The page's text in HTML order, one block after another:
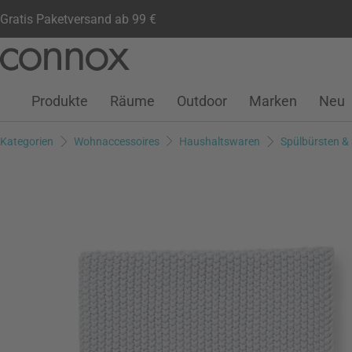
Gratis Paketversand ab 99 €
Seiteninhalt
Suchfeld
Kundenkonto
Wunschliste
Warenkorb
Produkte Räume Outdoor Marken Neu
Kategorien Wohnaccessoires Haushaltswaren Spülbürsten &